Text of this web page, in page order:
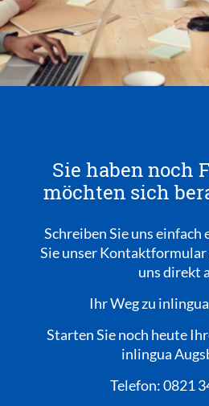
Sie haben noch
möchten sich
Schreiben Sie uns einfach
Sie unser Kontaktformular
uns direkt
Ihr Weg zu
Starten Sie noch heute
inlingua
Telefon: 0821